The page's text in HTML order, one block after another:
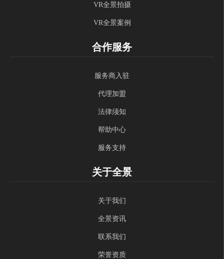
VR全景拍摄
VR全景案例
合作服务
服务商入驻
代理加盟
法律须知
帮助中心
服务支持
关于全景
关于我们
全景资讯
联系我们
荣誉资质